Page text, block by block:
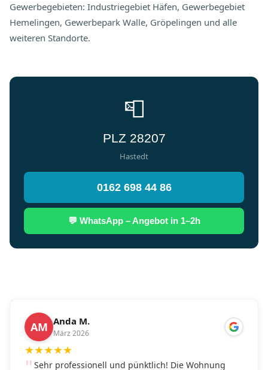
Gewerbegebieten: Industriegebiet Häfen, Gewerbegebiet
Hemelingen, Gewerbepark Walle, Gröpelingen und alle
weiteren Standorte.
📮
PLZ 28207
Hastedt
0162 698 44 86
💬 WhatsApp – Angebot in 1–2h
AM Anda M.
März 2026
★★★★★
Sehr professionell und pünktlich! Die Wohnung